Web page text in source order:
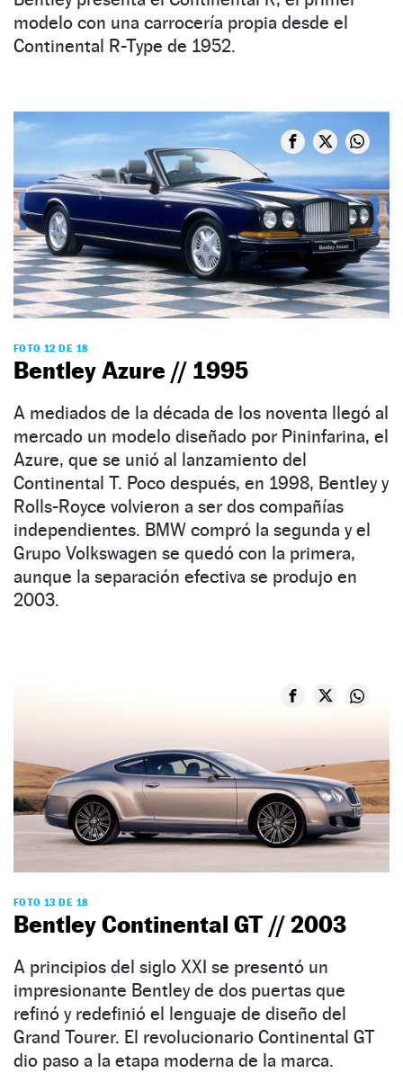
modelo con una carrocería propia desde el
Continental R-Type de 1952.
FOTO 12 DE 18
Bentley Azure // 1995
A mediados de la década de los noventa llegó al
mercado un modelo diseñado por Pininfarina, el
Azure, que se unió al lanzamiento del
Continental T. Poco después, en 1998, Bentley y
Rolls-Royce volvieron a ser dos compañías
independientes. BMW compró la segunda y el
Grupo Volkswagen se quedó con la primera,
aunque la separación efectiva se produjo en
2003.
FOTO 13 DE 18
Bentley Continental GT // 2003
A principios del siglo XXI se presentó un
impresionante Bentley de dos puertas que
refinó y redefinió el lenguaje de diseño del
Grand Tourer. El revolucionario Continental GT
dio paso a la etapa moderna de la marca.